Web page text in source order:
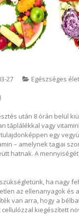
27 Egészséges
után 8 órán belül
táplálékkal vagy
tulajdonképpen egy
– amelynek tagjai
hatnak. A
ha nagy
az ellenanyagok és
van arra, hogy a
kiegészített